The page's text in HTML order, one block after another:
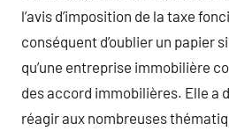
l’avis d’imposition de la taxe
conséquent d’oublier un papier
qu’une entreprise immobilière
des accord immobilières. Elle a
réagir aux nombreuses